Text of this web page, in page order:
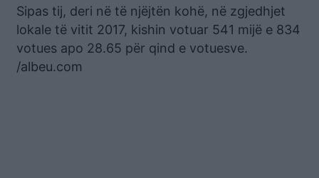
Sipas tij, deri në të njëjtën kohë, në zgjedhjet
lokale të vitit 2017, kishin votuar 541 mijë e 834
votues apo 28.65 për qind e votuesve.
/albeu.com